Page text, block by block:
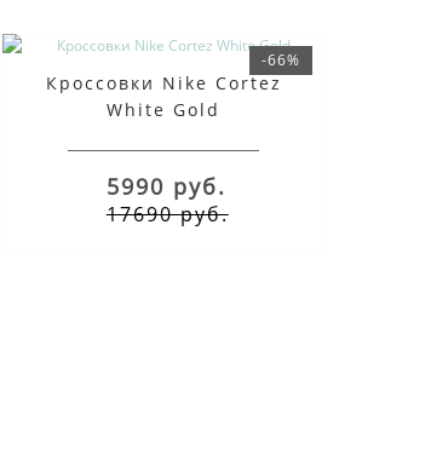
-66%
Кроссовки Nike Cortez
White Gold
5990 руб.
17690 руб.